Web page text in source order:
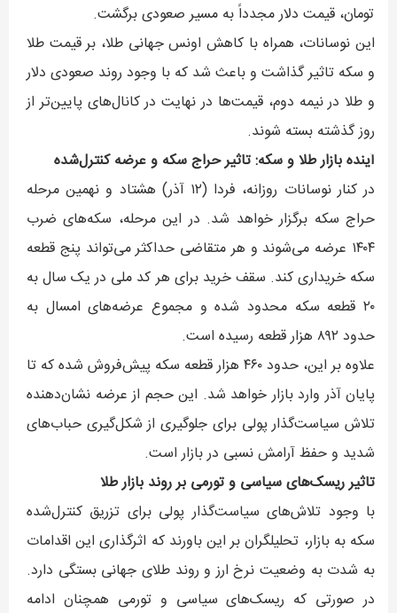
تومان، قیمت دلار مجدداً به مسیر صعودی برگشت.
این نوسانات، همراه با کاهش اونس جهانی طلا، بر قیمت طلا
و سکه تاثیر گذاشت و باعث شد که با وجود روند صعودی دلار
و طلا در نیمه دوم، قیمت‌ها در نهایت در کانال‌های پایین‌تر از
روز گذشته بسته شوند.
آینده بازار طلا و سکه: تاثیر حراج سکه و عرضه کنترل‌شده
در کنار نوسانات روزانه، فردا (۱۲ آذر) هشتاد و نهمین مرحله
حراج سکه برگزار خواهد شد. در این مرحله، سکه‌های ضرب
۱۴۰۴ عرضه می‌شوند و هر متقاضی حداکثر می‌تواند پنج قطعه
سکه خریداری کند. سقف خرید برای هر کد ملی در یک سال به
۲۰ قطعه سکه محدود شده و مجموع عرضه‌های امسال به
حدود ۸۹۲ هزار قطعه رسیده است.
علاوه بر این، حدود ۴۶۰ هزار قطعه سکه پیش‌فروش شده که تا
پایان آذر وارد بازار خواهد شد. این حجم از عرضه نشان‌دهنده
تلاش سیاست‌گذار پولی برای جلوگیری از شکل‌گیری حباب‌های
شدید و حفظ آرامش نسبی در بازار است.
تاثیر ریسک‌های سیاسی و تورمی بر روند بازار طلا
با وجود تلاش‌های سیاست‌گذار پولی برای تزریق کنترل‌شده
سکه به بازار، تحلیلگران بر این باورند که اثرگذاری این اقدامات
به شدت به وضعیت نرخ ارز و روند طلای جهانی بستگی دارد.
در صورتی که ریسک‌های سیاسی و تورمی همچنان ادامه